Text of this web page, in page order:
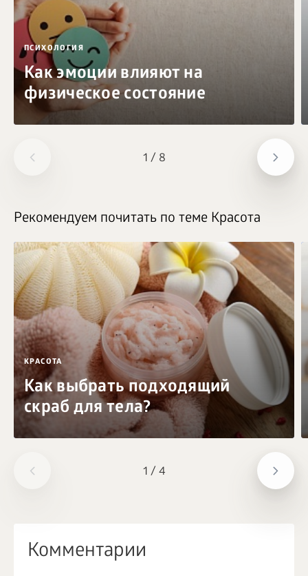
1 / 8
ПСИХОЛОГИЯ
Как эмоции влияют на
физическое состояние
1 / 4
Рекомендуем почитать по теме Красота
КРАСОТА
Как выбрать подходящий
скраб для тела?
Комментарии